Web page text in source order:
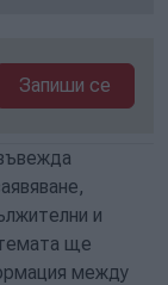
Запиши се
и
ще
между